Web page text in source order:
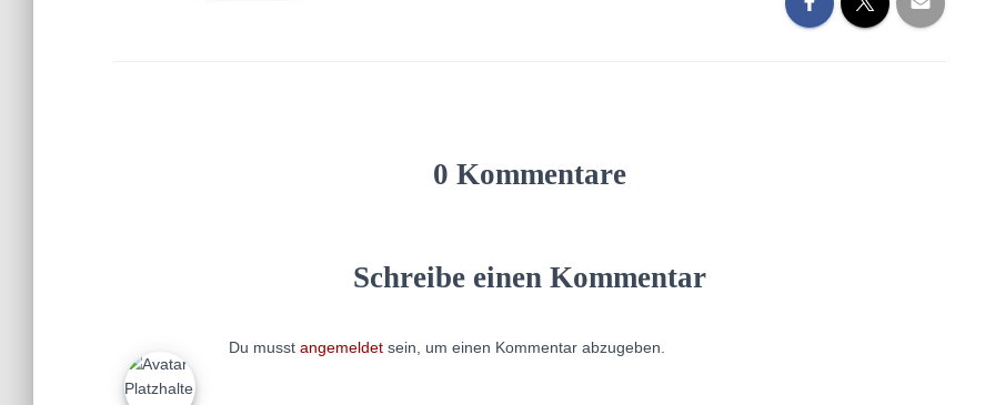
0 Kommentare
Schreibe einen Kommentar
Du musst angemeldet sein, um einen Kommentar abzugeben.